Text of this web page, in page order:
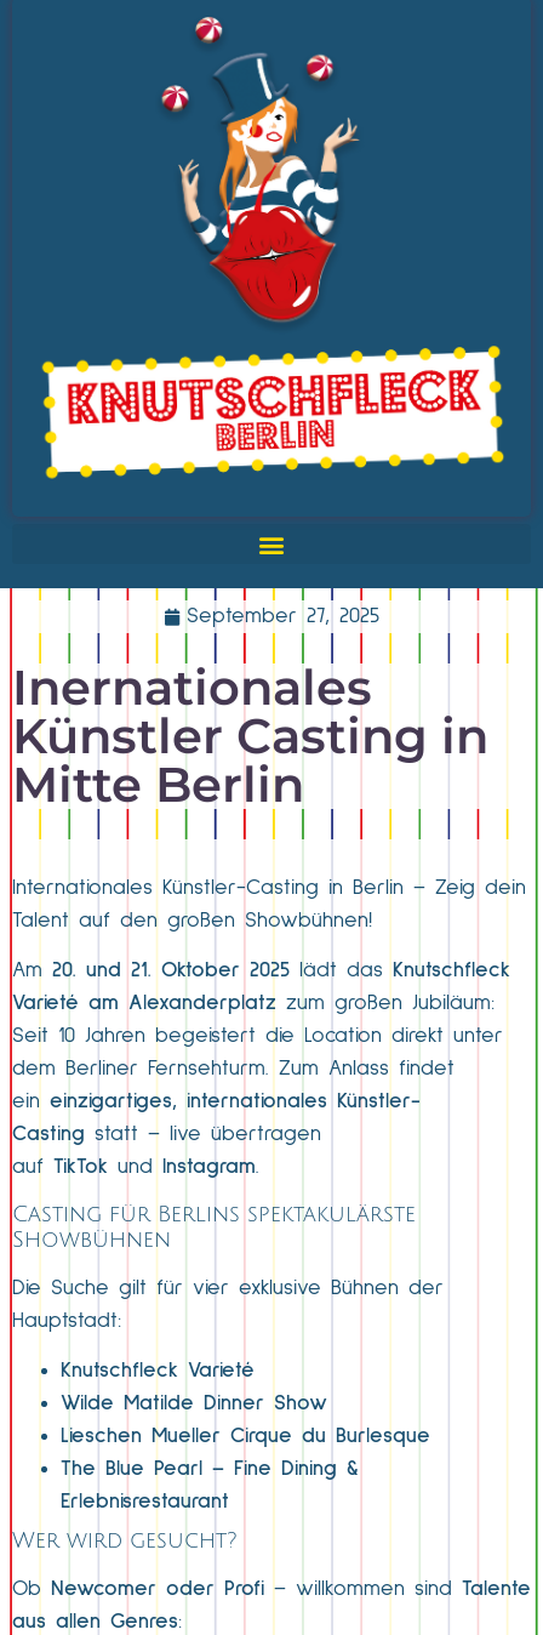
September 27, 2025
Inernationales
Künstler Casting in
Mitte Berlin
Internationales Künstler-Casting in Berlin – Zeig dein
Talent auf den großen Showbühnen!
Am 20. und 21. Oktober 2025 lädt das
Knutschfleck
Varieté am Alexanderplatz zum großen Jubiläum:
Seit 10 Jahren begeistert die Location direkt unter
dem Berliner Fernsehturm. Zum Anlass findet
ein einzigartiges, internationales Künstler-
Casting statt – live übertragen
auf TikTok und Instagram.
Casting für Berlins spektakulärste
Showbühnen
Die Suche gilt für vier exklusive Bühnen der
Hauptstadt:
Knutschfleck Varieté
Wilde Matilde Dinner Show
Lieschen Mueller Cirque du Burlesque
The Blue Pearl – Fine Dining &
Erlebnisrestaurant
Wer wird gesucht?
Ob Newcomer oder Profi – willkommen sind Talente
aus allen Genres: